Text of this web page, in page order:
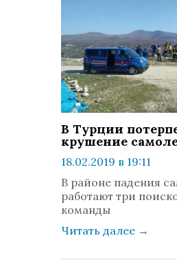
В Турции
крушение
18.02.2019 в 19:11
просмотров: 1277
комментариев: 0
В районе падения
работают три
команды
Читать далее →